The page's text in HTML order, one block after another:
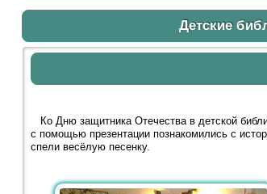
Детские
Ко Дню защитника Отечества в детской
с помощью презентации познакомились с
спели весёлую песенку.